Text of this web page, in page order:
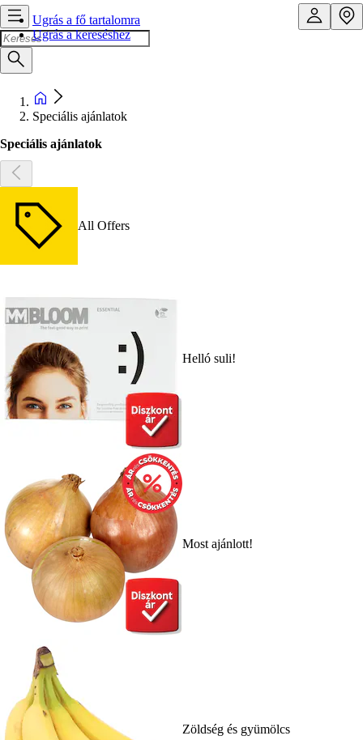
Ugrás a fő tartalomra
Ugrás a kereséshez
Speciális ajánlatok
Speciális ajánlatok
All Offers
Helló suli!
Most ajánlott!
Zöldség és gyümölcs